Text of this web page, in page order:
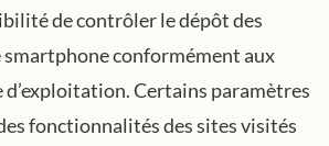
de contrôler le dépôt des
conformément aux
d’exploitation. Certains paramètres
fonctionnalités des sites visités